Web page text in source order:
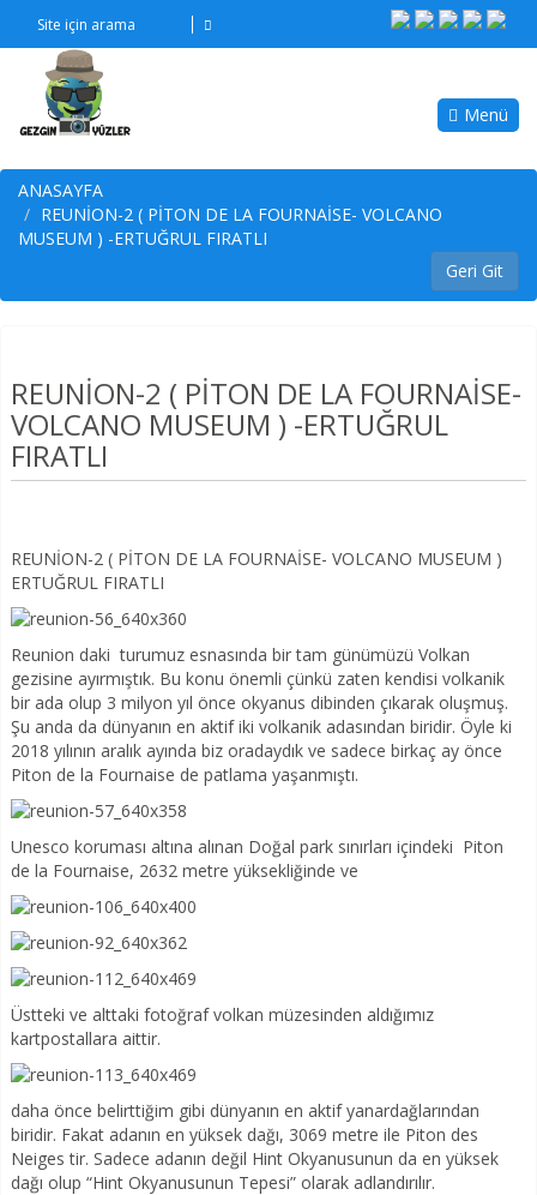
Menü
ANASAYFA
REUNİON-2 ( PİTON DE LA FOURNAİSE- VOLCANO
MUSEUM ) -ERTUĞRUL FIRATLI
REUNİON-2 ( PİTON DE LA FOURNAİSE-
VOLCANO MUSEUM ) -ERTUĞRUL
FIRATLI
REUNİON-2 ( PİTON DE LA FOURNAİSE- VOLCANO MUSEUM )
ERTUĞRUL FIRATLI
Reunion daki turumuz esnasında bir tam günümüzü Volkan
gezisine ayırmıştık. Bu konu önemli çünkü zaten kendisi volkanik
bir ada olup 3 milyon yıl önce okyanus dibinden çıkarak oluşmuş.
Şu anda da dünyanın en aktif iki volkanik adasından biridir. Öyle ki
2018 yılının aralık ayında biz oradaydık ve sadece birkaç ay önce
Piton de la Fournaise de patlama yaşanmıştı.
Unesco koruması altına alınan Doğal park sınırları içindeki Piton
de la Fournaise, 2632 metre yüksekliğinde ve
Üstteki ve alttaki fotoğraf volkan müzesinden aldığımız
kartpostallara aittir.
daha önce belirttiğim gibi dünyanın en aktif yanardağlarından
biridir. Fakat adanın en yüksek dağı, 3069 metre ile Piton des
Neiges tir. Sadece adanın değil Hint Okyanusunun da en yüksek
dağı olup “Hint Okyanusunun Tepesi” olarak adlandırılır.